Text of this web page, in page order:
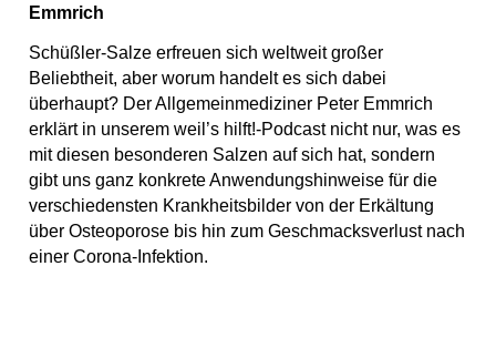
Emmrich
Schüßler-Salze erfreuen sich weltweit großer
Beliebtheit, aber worum handelt es sich dabei
überhaupt? Der Allgemeinmediziner Peter Emmrich
erklärt in unserem weil’s hilft!-Podcast nicht nur, was es
mit diesen besonderen Salzen auf sich hat, sondern
gibt uns ganz konkrete Anwendungshinweise für die
verschiedensten Krankheitsbilder von der Erkältung
über Osteoporose bis hin zum Geschmacksverlust nach
einer Corona-Infektion.